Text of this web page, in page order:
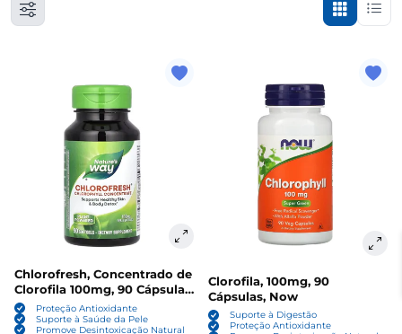
Chlorofresh, Concentrado de
Clorofila 100mg, 90 Cápsulas,
Nature's Way
Proteção Antioxidante
Suporte à Saúde da Pele
Promove Desintoxicação Natural
Clorofila, 100mg, 90
Cápsulas, Now
Suporte à Digestão
Proteção Antioxidante